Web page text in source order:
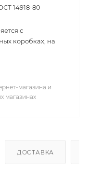
14918-80
с
коробках, на
магазина и
магазинах
ДОСТАВКА